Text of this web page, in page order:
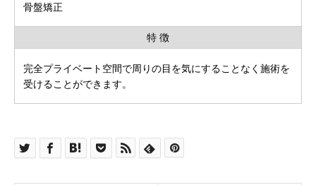
骨盤矯正
特 徴
完全プライベート空間で周りの目を気にすることなく施術を
受けることができます。